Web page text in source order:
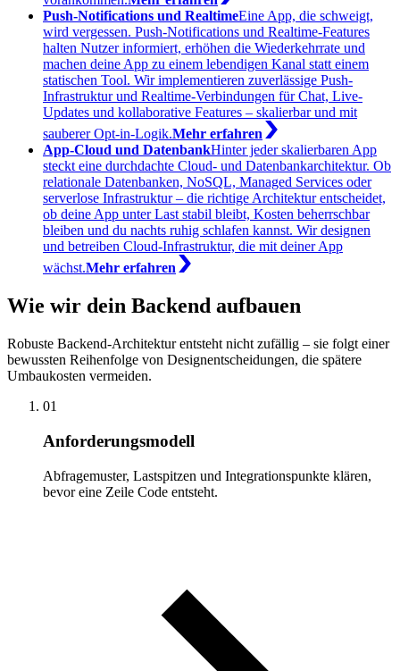
Push-Notifications und RealtimeEine App, die schweigt,
wird vergessen. Push-Notifications und Realtime-Features
halten Nutzer informiert, erhöhen die Wiederkehrrate und
machen deine App zu einem lebendigen Kanal statt einem
statischen Tool. Wir implementieren zuverlässige Push-
Infrastruktur und Realtime-Verbindungen für Chat, Live-
Updates und kollaborative Features – skalierbar und mit
sauberer Opt-in-Logik.Mehr erfahren
App-Cloud und DatenbankHinter jeder skalierbaren App
steckt eine durchdachte Cloud- und Datenbankarchitektur. Ob
relationale Datenbanken, NoSQL, Managed Services oder
serverlose Infrastruktur – die richtige Architektur entscheidet,
ob deine App unter Last stabil bleibt, Kosten beherrschbar
bleiben und du nachts ruhig schlafen kannst. Wir designen
und betreiben Cloud-Infrastruktur, die mit deiner App
wächst.Mehr erfahren
Wie wir dein Backend aufbauen
Robuste Backend-Architektur entsteht nicht zufällig – sie folgt einer
bewussten Reihenfolge von Designentscheidungen, die spätere
Umbaukosten vermeiden.
01
Anforderungsmodell
Abfragemuster, Lastspitzen und Integrationspunkte klären,
bevor eine Zeile Code entsteht.